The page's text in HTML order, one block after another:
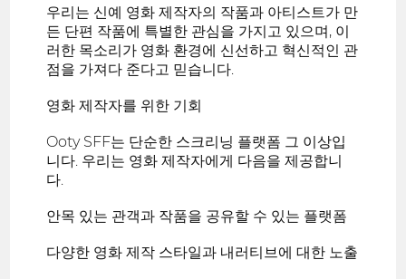
우리는 신예 영화 제작자의 작품과 아티스트가 만
든 단편 작품에 특별한 관심을 가지고 있으며, 이
러한 목소리가 영화 환경에 신선하고 혁신적인 관
점을 가져다 준다고 믿습니다.
영화 제작자를 위한 기회
Ooty SFF는 단순한 스크리닝 플랫폼 그 이상입
니다. 우리는 영화 제작자에게 다음을 제공합니
다.
안목 있는 관객과 작품을 공유할 수 있는 플랫폼
다양한 영화 제작 스타일과 내러티브에 대한 노출